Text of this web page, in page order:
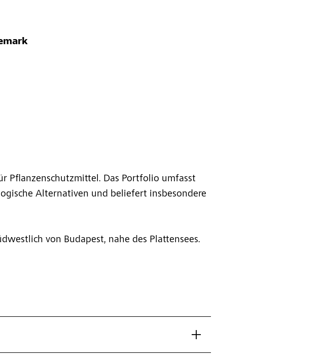
Pflanzenschutzmittel. Das Portfolio umfasst
Alternativen und beliefert insbesondere
von Budapest, nahe des Plattensees.